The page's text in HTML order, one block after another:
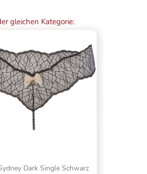
gleichen Kategorie:
Dark Single Schwarz